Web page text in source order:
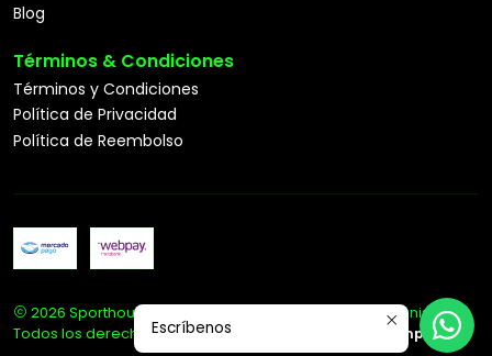
Blog
Términos & Condiciones
Términos y Condiciones
Política de Privacidad
Política de Reembolso
2026 Sporthouse Tienda Deportiva Especialista en Tenis.
Todos los derechos reservados.
Desarrollado por Jumpseller
Escríbenos